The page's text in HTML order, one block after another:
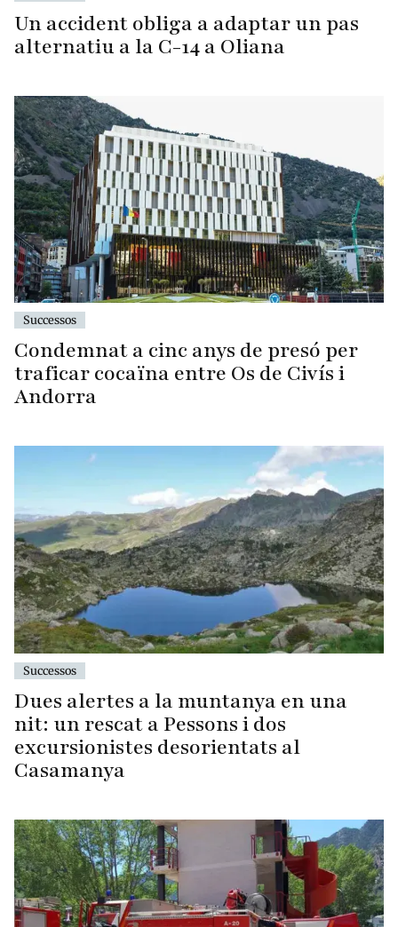
Un accident obliga a adaptar un pas
alternatiu a la C-14 a Oliana
Successos
Condemnat a cinc anys de presó per
traficar cocaïna entre Os de Civís i
Andorra
Successos
Dues alertes a la muntanya en una
nit: un rescat a Pessons i dos
excursionistes desorientats al
Casamanya